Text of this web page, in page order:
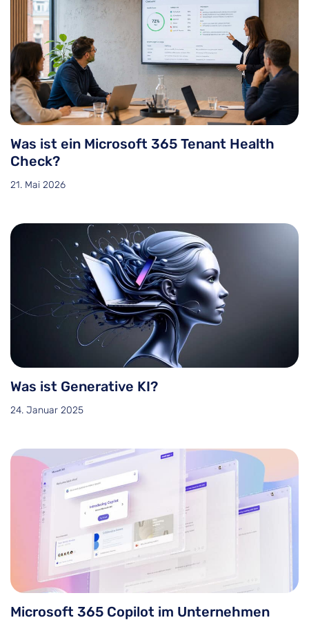
Was ist ein Microsoft 365 Tenant Health
Check?
21. Mai 2026
Was ist Generative KI?
24. Januar 2025
Microsoft 365 Copilot im Unternehmen